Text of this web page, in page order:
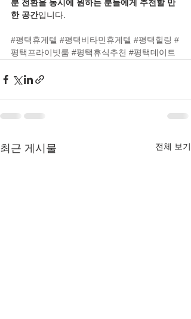
분 전환을 동시에 원하는 분들에게 추천할 만
한 공간입니다.
#평택휴게텔 #평택비타민휴게텔 #평택힐링 #
평택프라이빗룸 #평택휴식추천 #평택데이트
최근 게시물 전체 보기